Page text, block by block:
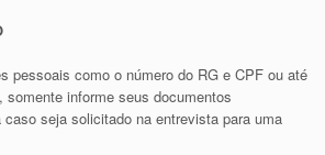
pessoais como o número do RG e CPF ou até
informe seus documentos
caso seja solicitado na entrevista para uma